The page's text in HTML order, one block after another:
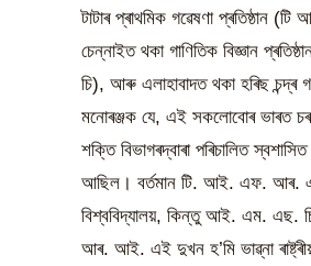
টাটাৰ প্ৰাথমিক গৱেষণা প্ৰতিষ্ঠান
চেন্নাইত থকা গাণিতিক বিজ্ঞান
চি), আৰু এলাহাবাদত থকা হৰিছ চন্দ্ৰ
মনোৰঞ্জক যে, এই সকলোবোৰ ভাৰত
শক্তি বিভাগৰদ্বাৰা পৰিচালিত স্বশাসিত
আছিল। বৰ্তমান টি. আই. এফ. আৰ.
বিশ্ববিদ্যালয়, কিন্তু আই. এম.
আৰ. আই. এই দুখন হ’মি ভাৱ্না ৰাষ্ট্ৰীয়